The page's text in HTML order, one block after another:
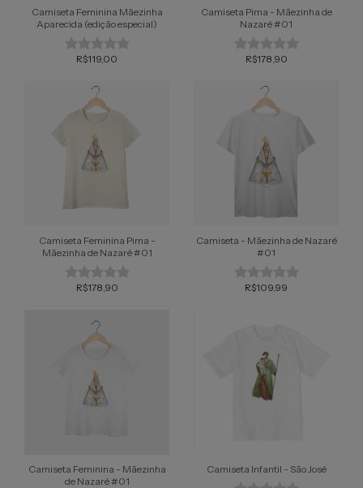
Camiseta Feminina Mãezinha
Aparecida (edição especial)
R$119,00
Camiseta Pima - Mãezinha de
Nazaré #01
R$178,90
Camiseta Feminina Pima -
Mãezinha de Nazaré #01
R$178,90
Camiseta - Mãezinha de Nazaré
#01
R$109,99
Camiseta Feminina - Mãezinha
de Nazaré #01
Camiseta Infantil - São José